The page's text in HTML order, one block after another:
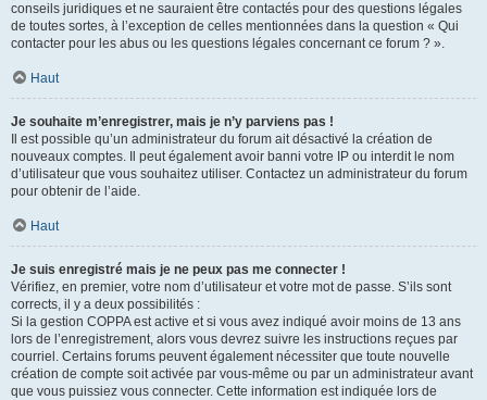
conseils juridiques et ne sauraient être contactés pour des questions légales
de toutes sortes, à l’exception de celles mentionnées dans la question « Qui
contacter pour les abus ou les questions légales concernant ce forum ? ».
Haut
Je souhaite m’enregistrer, mais je n’y parviens pas !
Il est possible qu’un administrateur du forum ait désactivé la création de
nouveaux comptes. Il peut également avoir banni votre IP ou interdit le nom
d’utilisateur que vous souhaitez utiliser. Contactez un administrateur du forum
pour obtenir de l’aide.
Haut
Je suis enregistré mais je ne peux pas me connecter !
Vérifiez, en premier, votre nom d’utilisateur et votre mot de passe. S’ils sont
corrects, il y a deux possibilités :
Si la gestion COPPA est active et si vous avez indiqué avoir moins de 13 ans
lors de l’enregistrement, alors vous devrez suivre les instructions reçues par
courriel. Certains forums peuvent également nécessiter que toute nouvelle
création de compte soit activée par vous-même ou par un administrateur avant
que vous puissiez vous connecter. Cette information est indiquée lors de